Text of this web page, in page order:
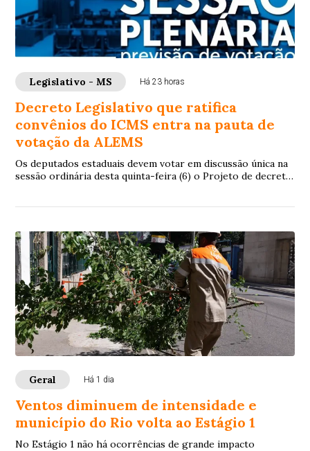
Legislativo - MS Há 23 horas
Decreto Legislativo que ratifica
convênios do ICMS entra na pauta de
votação da ALEMS
Os deputados estaduais devem votar em discussão única na
sessão ordinária desta quinta-feira (6) o Projeto de decreto
Geral Há 1 dia
Ventos diminuem de intensidade e
município do Rio volta ao Estágio 1
No Estágio 1 não há ocorrências de grande impacto